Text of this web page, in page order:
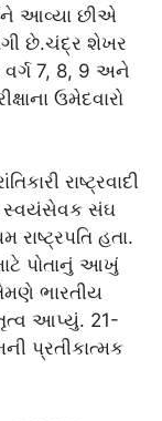
આવ્યા છીએ
છે.ચંદ્ર શેખર
7, 8, 9 અને
ઉમેદવારો
રાષ્ટ્રવાદી
સ્વયંસેવક સંઘ
હતા.
પોતાનું આખું
ભારતીય
આપ્યું. 21-
પ્રતીકાત્મક